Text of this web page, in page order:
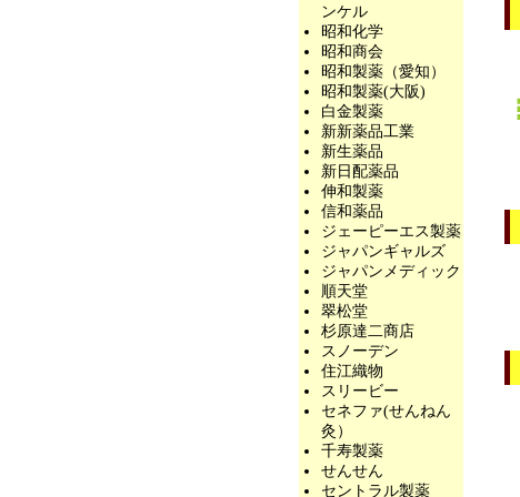
ンケル
昭和化学
昭和商会
昭和製薬（愛知）
昭和製薬(大阪)
白金製薬
新新薬品工業
新生薬品
新日配薬品
伸和製薬
信和薬品
ジェーピーエス製薬
ジャパンギャルズ
ジャパンメディック
順天堂
翠松堂
杉原達二商店
スノーデン
住江織物
スリービー
セネファ(せんねん
灸）
千寿製薬
せんせん
セントラル製薬